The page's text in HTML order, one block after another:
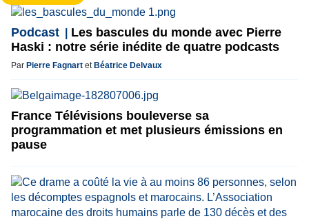
Podcast
Les bascules du monde avec Pierre
Haski : notre série inédite de quatre podcasts
Par Pierre Fagnart et Béatrice Delvaux
France Télévisions bouleverse sa
programmation et met plusieurs émissions en
pause